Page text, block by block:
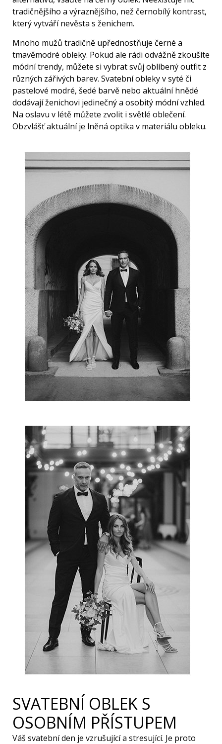
tradičnějšího a výraznějšího, než černobílý kontrast,
který vytváří nevěsta s ženichem.
Mnoho mužů tradičně upřednostňuje černé a
tmavěmodré obleky. Pokud ale rádi odvážně zkoušíte
módní trendy, můžete si vybrat svůj oblíbený outfit z
různých zářivých barev. Svatební obleky v syté či
pastelové modré, šedé barvě nebo aktuální hnědé
dodávají ženichovi jedinečný a osobitý módní vzhled.
Na oslavu v létě můžete zvolit i světlé oblečení.
Obzvlášť aktuální je lněná optika v materiálu obleku.
SVATEBNÍ OBLEK S
OSOBNÍM PŘÍSTUPEM
Váš svatební den je vzrušující a stresující. Je proto